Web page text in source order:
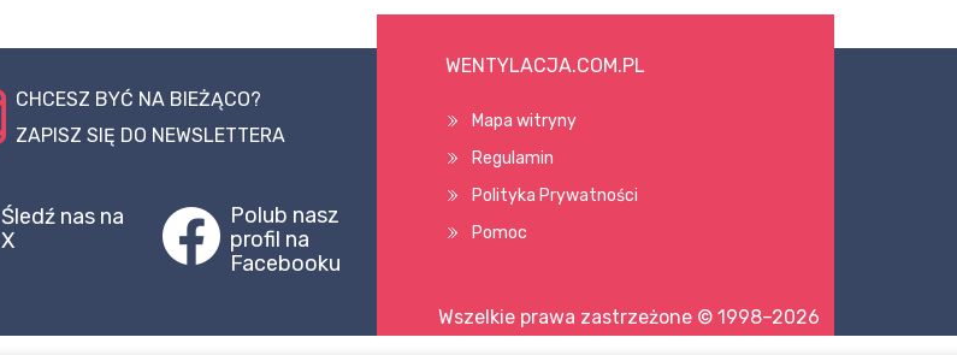
CHCESZ BYĆ NA BIEŻĄCO?
ZAPISZ SIĘ DO NEWSLETTERA
Śledź nas na
X
Polub nasz
profil na
Facebooku
WENTYLACJA.COM.PL
Mapa witryny
Regulamin
Polityka Prywatności
Pomoc
Wszelkie prawa zastrzeżone © 1998–2026